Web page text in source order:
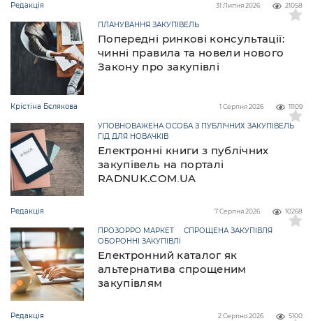
Редакція 21058
31 Липня 2026
Попередні ринкові консультації:
чинні правила та новели нового
Закону про закупівлі
ПЛАНУВАННЯ ЗАКУПІВЕЛЬ
Крістіна Бєлякова 11109
1 Серпня 2026
Електронні книги з публічних
закупівель на порталі
RADNUK.COM.UA
УПОВНОВАЖЕНА ОСОБА З ПУБЛІЧНИХ ЗАКУПІВЕЛЬ
ГІД ДЛЯ НОВАЧКІВ
Редакція 10268
7 Серпня 2026
Електронний каталог як
альтернатива спрощеним
закупівлям
ПРОЗОРРО МАРКЕТ
СПРОЩЕНА ЗАКУПІВЛЯ
ОБОРОННІ ЗАКУПІВЛІ
Редакція 5100
2 Серпня 2026